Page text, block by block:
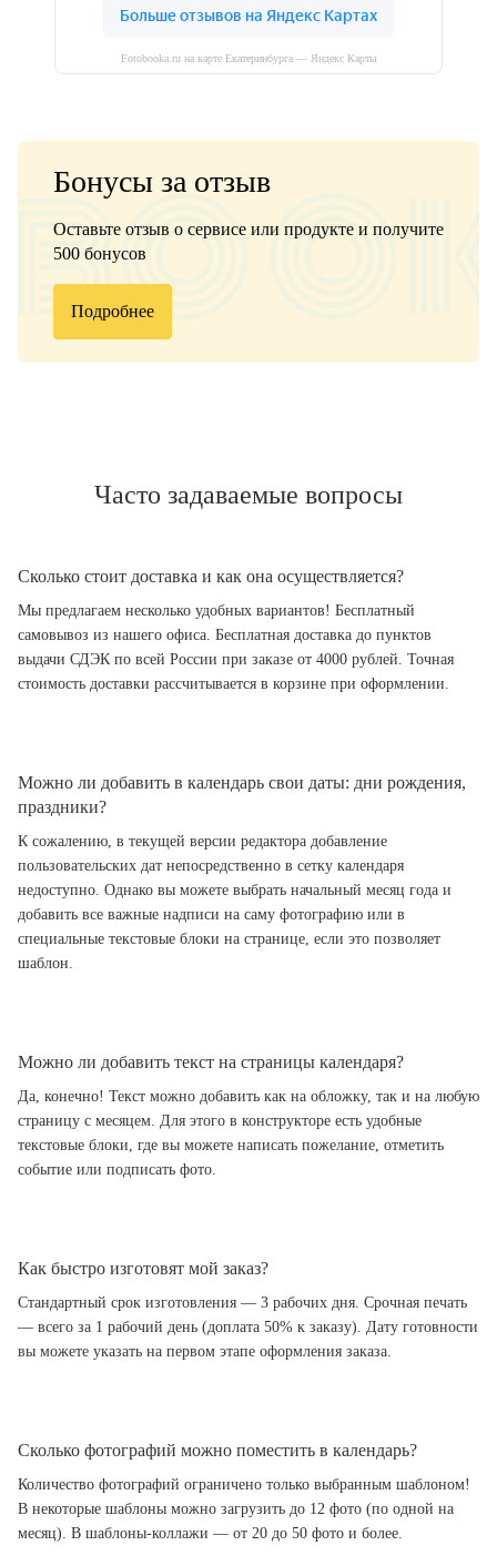
Fotobooka.ru на карте Екатеринбурга — Яндекс Карты
Бонусы за отзыв
Оставьте отзыв о сервисе или продукте и получите
500 бонусов
Подробнее
Часто задаваемые вопросы
Сколько стоит доставка и как она осуществляется?
Мы предлагаем несколько удобных вариантов! Бесплатный
самовывоз из нашего офиса. Бесплатная доставка до пунктов
выдачи СДЭК по всей России при заказе от 4000 рублей. Точная
стоимость доставки рассчитывается в корзине при оформлении.
Можно ли добавить в календарь свои даты: дни рождения,
праздники?
К сожалению, в текущей версии редактора добавление
пользовательских дат непосредственно в сетку календаря
недоступно. Однако вы можете выбрать начальный месяц года и
добавить все важные надписи на саму фотографию или в
специальные текстовые блоки на странице, если это позволяет
шаблон.
Можно ли добавить текст на страницы календаря?
Да, конечно! Текст можно добавить как на обложку, так и на любую
страницу с месяцем. Для этого в конструкторе есть удобные
текстовые блоки, где вы можете написать пожелание, отметить
событие или подписать фото.
Как быстро изготовят мой заказ?
Стандартный срок изготовления — 3 рабочих дня. Срочная печать
— всего за 1 рабочий день (доплата 50% к заказу). Дату готовности
вы можете указать на первом этапе оформления заказа.
Сколько фотографий можно поместить в календарь?
Количество фотографий ограничено только выбранным шаблоном!
В некоторые шаблоны можно загрузить до 12 фото (по одной на
месяц). В шаблоны-коллажи — от 20 до 50 фото и более.